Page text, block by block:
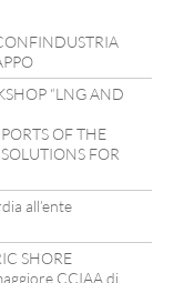
“LNG AND
OF THE
FOR
all’ente
SHORE
CCIAA di